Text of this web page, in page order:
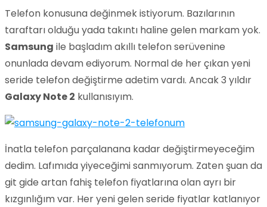
Telefon konusuna değinmek istiyorum. Bazılarının
taraftarı olduğu yada takıntı haline gelen markam yok.
Samsung ile başladım akıllı telefon serüvenine
onunlada devam ediyorum. Normal de her çıkan yeni
seride telefon değiştirme adetim vardı. Ancak 3 yıldır
Galaxy Note 2 kullanısıyım.
İnatla telefon parçalanana kadar değiştirmeyeceğim
dedim. Lafımıda yiyeceğimi sanmıyorum. Zaten şuan da
git gide artan fahiş telefon fiyatlarına olan ayrı bir
kızgınlığım var. Her yeni gelen seride fiyatlar katlanıyor